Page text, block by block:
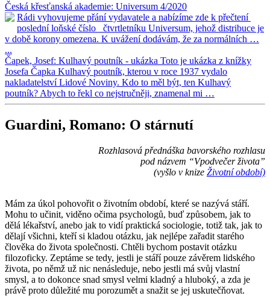
Česká křesťanská akademie: Universum 4/2020
Rádi vyhovujeme přání vydavatele a nabízíme zde k přečtení
poslední loňské číslo čtvrtletníku Universum, jehož distribuce je
v době korony omezena. K uvážení dodávám, že za normálních …
...
Čapek, Josef: Kulhavý poutník - ukázka Toto je ukázka z knížky
Josefa Čapka Kulhavý poutník, kterou v roce 1937 vydalo
nakladatelství Lidové Noviny. Kdo to měl být, ten Kulhavý
poutník? Abych to řekl co nejstručněji, znamenal mi …
Guardini, Romano: O stárnutí
Rozhlasová přednáška bavorského rozhlasu
pod názvem “Vpodvečer života”
(vyšlo v knize Životní období)
Mám za úkol pohovořit o životním období, které se nazývá stáří.
Mohu to učinit, viděno očima psychologů, buď způsobem, jak to
dělá lékařství, anebo jak to vidí praktická sociologie, totiž tak, jak to
dělají všichni, kteří si kladou otázku, jak nejlépe zařadit starého
člověka do života společnosti. Chtěli bychom postavit otázku
filozoficky. Zeptáme se tedy, jestli je stáří pouze závěrem lidského
života, po němž už nic nenásleduje, nebo jestli má svůj vlastní
smysl, a to dokonce snad smysl velmi kladný a hluboký, a zda je
právě proto důležité mu porozumět a snažit se jej uskutečňovat.